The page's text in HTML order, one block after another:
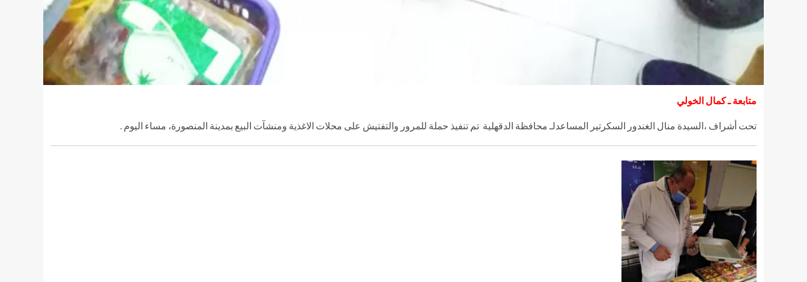
متابعة ـ كمال الخولي
تحت أشراف ،السيدة منال الغندور السكرتير المساعدلـ محافظة الدقهلية تم تنفيذ حملة للمرور والتفتيش على محلات الاغذية ومنشآت البيع بمدينة المنصورة، مساء اليوم .